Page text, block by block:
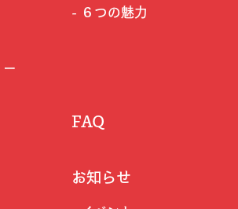
６つの魅力
FAQ
お知らせ